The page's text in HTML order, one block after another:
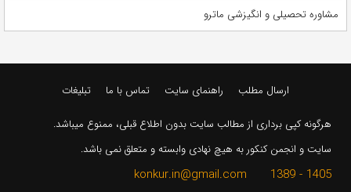
مشاوره تحصیلی و انگیزشی ماترو
ارسال مطلب راهنمای سایت تماس با ما تبلیغات
هرگونه کپی برداری از مطالب سایت بدون اطلاع قبلی، ممنوع میباشد.
سایت و انجمن کنکور به هیچ نهادی وابسته و متعلق نمی باشد.
1405 - 1389 konkur.in@gmail.com